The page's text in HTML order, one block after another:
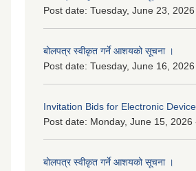
Post date: Tuesday, June 23,
बोलपत्र स्वीकृत गर्ने आशयको सूचना ।
Post date: Tuesday, June 16,
Invitation Bids for Electronic Device.
Post date: Monday, June 15, 2026
बोलपत्र स्वीकृत गर्ने आशयको सूचना ।